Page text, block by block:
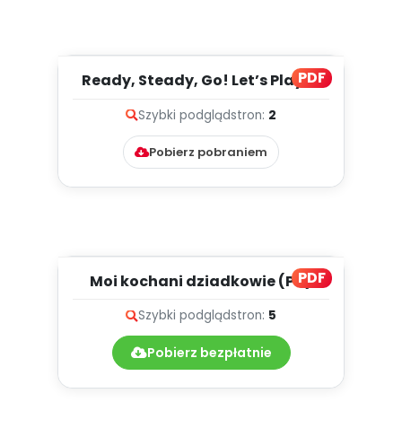
PDF
Ready, Steady, Go! Let’s Play in
Szybki podglądstron: 2
Pobierz pobraniem
PDF
Moi kochani dziadkowie (PD)
Szybki podglądstron: 5
Pobierz bezpłatnie